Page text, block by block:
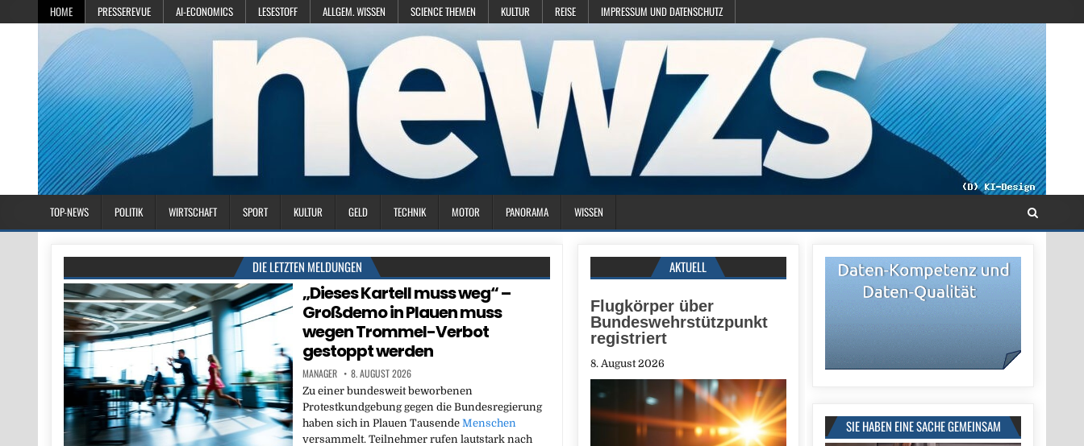
HOME PRESSEREVUE AI-ECONOMICS LESESTOFF ALLGEM. WISSEN SCIENCE THEMEN KULTUR REISE IMPRESSUM UND DATENSCHUTZ
TOP-NEWS POLITIK WIRTSCHAFT SPORT KULTUR GELD TECHNIK MOTOR PANORAMA WISSEN
DIE LETZTEN MELDUNGEN
„Dieses Kartell muss weg“ –
Großdemo in Plauen muss
wegen Trommel-Verbot
gestoppt werden
MANAGER 8. AUGUST 2026
Zu einer bundesweit beworbenen
Protestkundgebung gegen die Bundesregierung
haben sich in Plauen Tausende Menschen
versammelt. Teilnehmer rufen lautstark nach
SIE HABEN EINE SACHE GEMEINSAM
AKTUELL
Flugkörper über
Bundeswehrstützpunkt
registriert
8. August 2026